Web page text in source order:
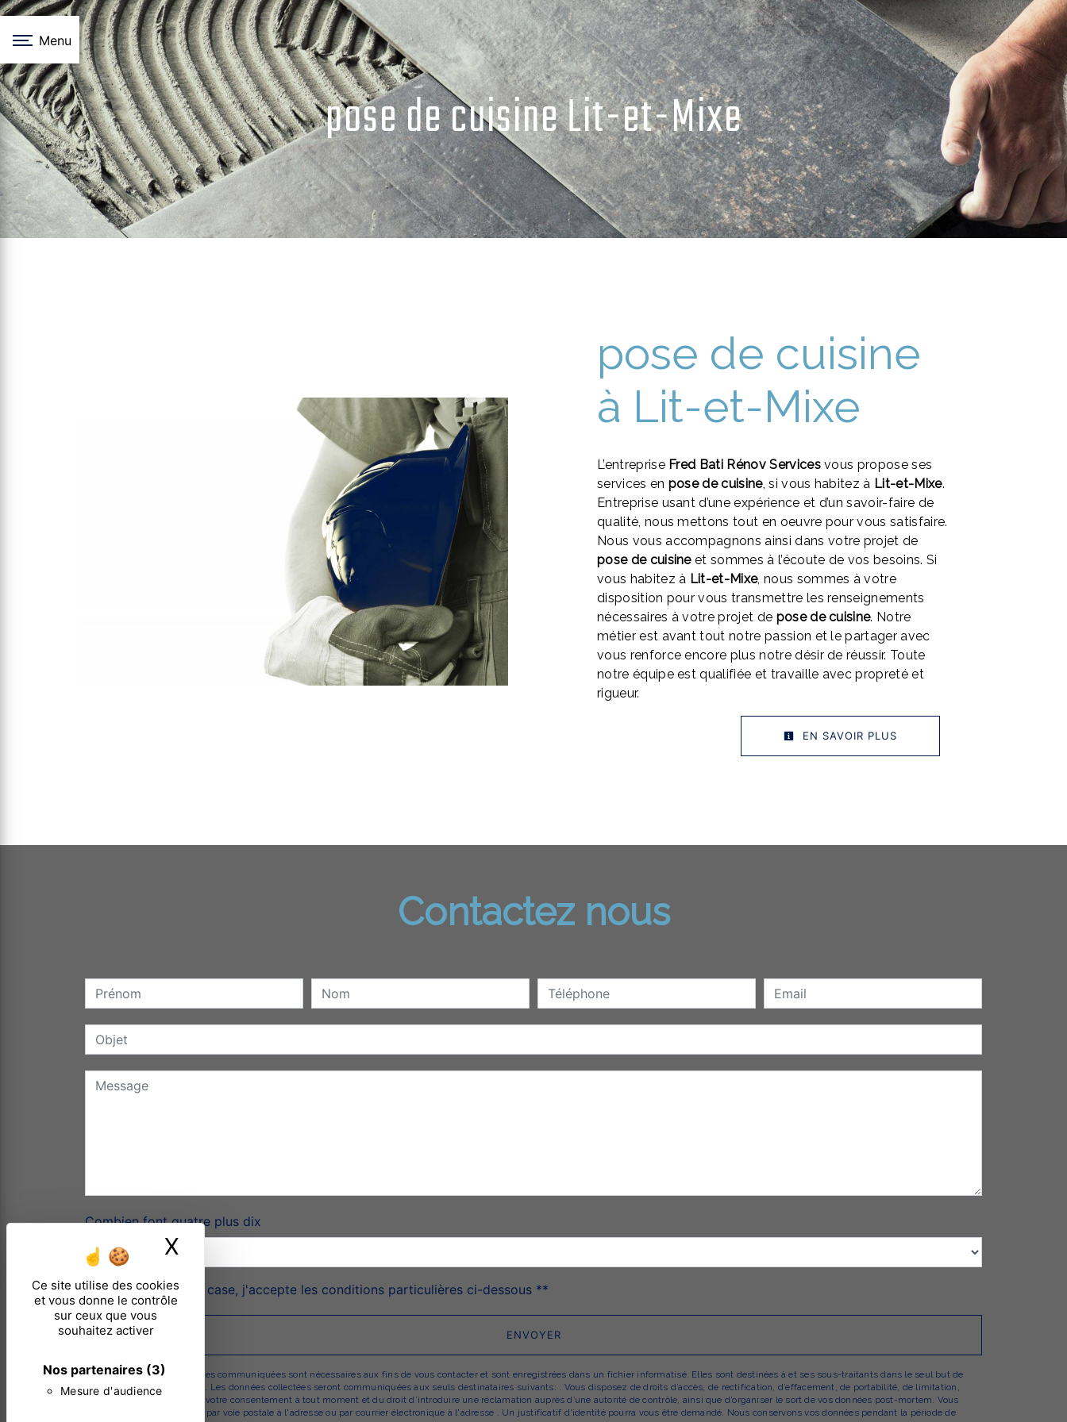
Panneau de gestion des cookies
Ce site utilise des cookies
et vous donne le contrôle
sur ceux que vous
souhaitez activer
Nos partenaires (3)
Mesure d'audience
X Masquer le bandeau des cookies
Menu
pose de cuisine Lit-et-Mixe
pose de cuisine
à Lit-et-Mixe
L’entreprise Fred Bati Rénov Servicesvous propose ses
services en pose de cuisine, si vous habitez à Lit-et-Mixe.
Entreprise usant d’une expérience et d’un savoir-faire de
qualité, nous mettons tout en oeuvre pour vous satisfaire.
Nous vous accompagnons ainsi dans votre projet de
pose de cuisineet sommes à l’écoute de vos besoins. Si
vous habitez à Lit-et-Mixe, nous sommes à votre
disposition pour vous transmettre les renseignements
nécessaires à votre projet de pose de cuisine. Notre
métier est avant tout notre passion et le partager avec
vous renforce encore plus notre désir de réussir. Toute
notre équipe est qualifiée et travaille avec propreté et
rigueur.
EN SAVOIR PLUS
Contactez nous
Combien font quatre plus dix
En cochant cette case, j'accepte les conditions particulières ci-dessous **
ENVOYER
** Les données personnelles communiquées sont nécessaires aux fins de vous contacter et sont enregistrées dans un fichier informatisé. Elles sont destinées à et ses sous-traitants dans le seul but de
répondre à votre message. Les données collectées seront communiquées aux seuls destinataires suivants: . Vous disposez de droits d’accès, de rectification, d’effacement, de portabilité, de limitation,
d’opposition, de retrait de votre consentement à tout moment et du droit d’introduire une réclamation auprès d’une autorité de contrôle, ainsi que d’organiser le sort de vos données post-mortem. Vous
pouvez exercer ces droits par voie postale à l'adresse ou par courrier électronique à l'adresse . Un justificatif d'identité pourra vous être demandé. Nous conservons vos données pendant la période de